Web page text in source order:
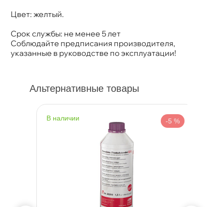
Цвет: желтый.
Срок службы: не менее 5 лет
Соблюдайте предписания производителя,
указанные в руководстве по эксплуатации!
Альтернативные товары
наличии -5 %